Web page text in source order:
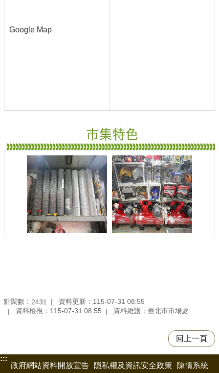
Google Map
點閱數： 2431
資料更新：115-07-31 08:55
資料檢視：115-07-31 08:55
資料維護：臺北市市場處
回上一頁
:::
政府網站資料開放宣告
隱私權及資訊安全政策 陳情系統